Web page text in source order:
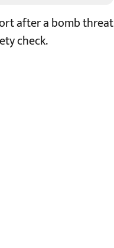
after a bomb threat
check.